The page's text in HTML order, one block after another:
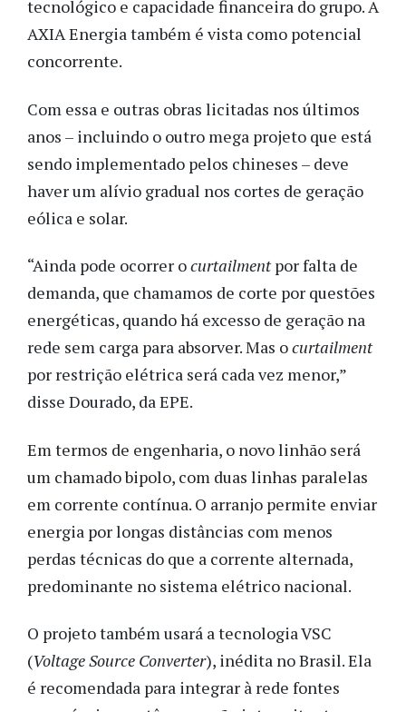
tecnológico e capacidade financeira do grupo. A
AXIA Energia também é vista como potencial
concorrente.
Com essa e outras obras licitadas nos últimos
anos – incluindo o outro mega projeto que está
sendo implementado pelos chineses – deve
haver um alívio gradual nos cortes de geração
eólica e solar.
“Ainda pode ocorrer ocurtailmentpor falta de
demanda, que chamamos de corte por questões
energéticas, quando há excesso de geração na
rede sem carga para absorver. Mas ocurtailment
por restrição elétrica será cada vez menor,”
disse Dourado, da EPE.
Em termos de engenharia, o novo linhão será
um chamado bipolo, com duas linhas paralelas
em corrente contínua. O arranjo permite enviar
energia por longas distâncias com menos
perdas técnicas do que a corrente alternada,
predominante no sistema elétrico nacional.
O projeto também usará a tecnologia VSC
(Voltage Source Converter), inédita no Brasil. Ela
é recomendada para integrar à rede fontes